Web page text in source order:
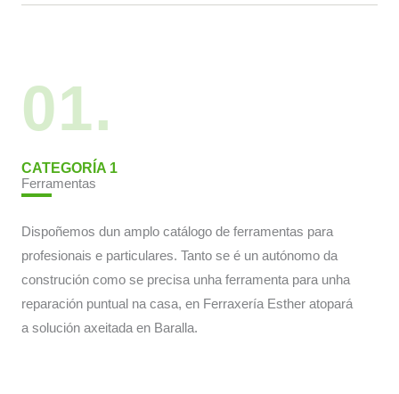
01.
CATEGORÍA 1
Ferramentas
Dispoñemos dun amplo catálogo de ferramentas para
profesionais e particulares. Tanto se é un autónomo da
construción como se precisa unha ferramenta para unha
reparación puntual na casa, en Ferraxería Esther atopará
a solución axeitada en Baralla.